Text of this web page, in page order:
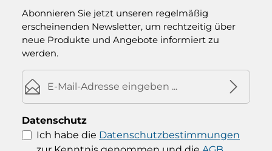
Abonnieren Sie jetzt unseren regelmäßig
erscheinenden Newsletter, um rechtzeitig über
neue Produkte und Angebote informiert zu
werden.
E-Mail-Adresse*
Datenschutz
Ich habe die Datenschutzbestimmungen